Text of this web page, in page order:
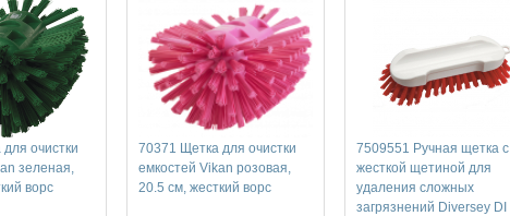
очистки
зеленая,
ворс
70371 Щетка для очистки
емкостей Vikan розовая,
20.5 см, жесткий ворс
7509551 Ручная щетка с
жесткой щетиной для
удаления сложных
загрязнений Diversey DI